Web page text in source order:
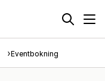
Eventbokning